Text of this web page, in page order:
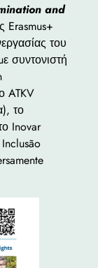
and
Erasmus+
του
συντονιστή
ATKV
το
Inovar